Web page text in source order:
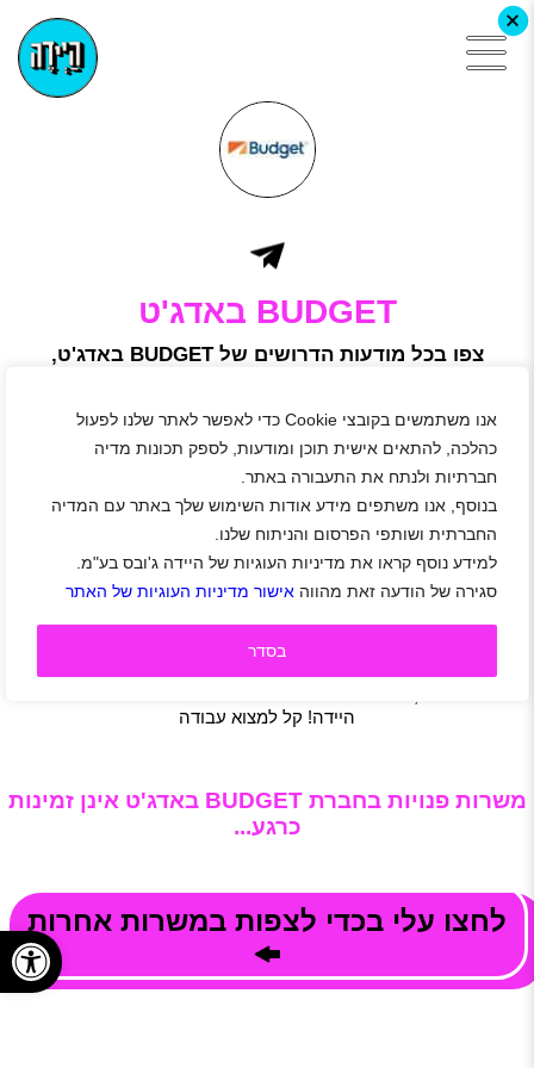
אנו משתמשים בקובצי Cookie כדי לאפשר לאתר שלנו לפעול
כהלכה, להתאים אישית תוכן ומודעות, לספק תכונות מדיה
חברתיות ולנתח את התעבורה באתר.
בנוסף, אנו משתפים מידע אודות השימוש שלך באתר עם המדיה
החברתית ושותפי הפרסום והניתוח שלנו.
למידע נוסף קראו את מדיניות העוגיות של היידה ג'ובס בע"מ.
סגירה של הודעה זאת מהווה אישור מדיניות העוגיות של האתר
בסדר
+
BUDGET באדג'ט
צפו בכל מודעות הדרושים של BUDGET באדג'ט,
באדג'ט הינה חברה להשכרת רכב השלישית בגודלה בעולם, עם
פעילות ושירות לקהל הרחב. בין שרותיה גם מכירת רכב וליסינג..
ישראל מספר גדול של סניפים ברחבי הארץ מעפולה ועד אילת,
ימים בשנה. צי רכבי החברה מאופיין במגוון רחב של כלי רכב
בבאדג'ט מאמינים שהעובד.ת במרכז | עוב.ת חברה מהיום הראשון
| מנהלים ומנהלות שרואים אותך | שכר גבוה | בונוסים | אפשרויות
קידום | מתנות בחגים ובימי הולדת | Happy Hour | ערבי גיבוש
רוצה להיות חלק ממשפחת באדג'ט?
היידה! קל למצוא עבודה
משרות פנויות בחברת BUDGET באדג'ט אינן זמינות
כרגע...
לחצו עלי בכדי לצפות במשרות אחרות